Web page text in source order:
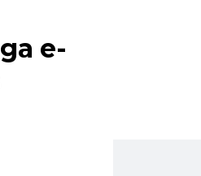
e-